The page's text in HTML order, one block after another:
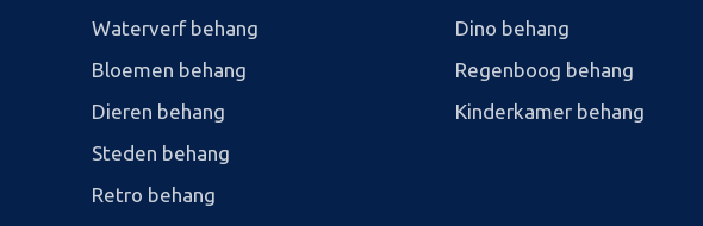
Waterverf behang
Bloemen behang
Dieren behang
Steden behang
Retro behang
Dino behang
Regenboog behang
Kinderkamer behang